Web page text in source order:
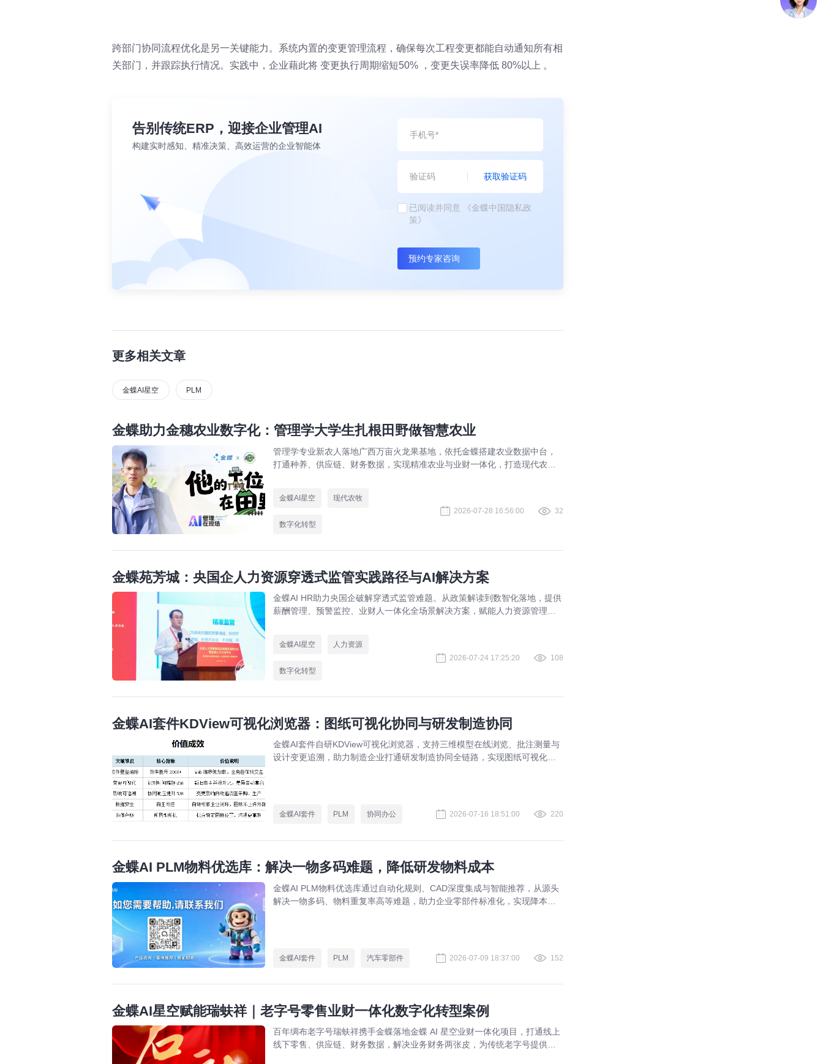
跨部门协同流程优化是另一关键能力。系统内置的变更管理流程，确保每次工程变更都能自动通知所有相
关部门，并跟踪执行情况。实践中，企业藉此将 变更执行周期缩短50% ，变更失误率降低 80%以上 。
告别传统ERP，迎接企业管理AI
构建实时感知、精准决策、高效运营的企业智能体
获取验证码
已阅读并同意
《金蝶中国隐私政
策》
预约专家咨询
更多相关文章
金蝶AI星空 PLM
金蝶助力金穗农业数字化：管理学大学生扎根田野做智慧农业
管理学专业新农人落地广西万亩火龙果基地，依托金蝶搭建农业数据中台，
打通种养、供应链、财务数据，实现精准农业与业财一体化，打造现代农业
金蝶AI星空 现代农牧
数字化转型
2026-07-28 16:56:00 32
金蝶苑芳城：央国企人力资源穿透式监管实践路径与AI解决方案
金蝶AI HR助力央国企破解穿透式监管难题。从政策解读到数智化落地，提供
薪酬管理、预警监控、业财人一体化全场景解决方案，赋能人力资源管理合
金蝶AI星空 人力资源
数字化转型
2026-07-24 17:25:20 108
金蝶AI套件KDView可视化浏览器：图纸可视化协同与研发制造协同
金蝶AI套件自研KDView可视化浏览器，支持三维模型在线浏览、批注测量与
设计变更追溯，助力制造企业打通研发制造协同全链路，实现图纸可视化协
金蝶AI套件 PLM 协同办公 2026-07-16 18:51:00 220
金蝶AI PLM物料优选库：解决一物多码难题，降低研发物料成本
金蝶AI PLM物料优选库通过自动化规则、CAD深度集成与智能推荐，从源头
解决一物多码、物料重复率高等难题，助力企业零部件标准化，实现降本增
金蝶AI套件 PLM 汽车零部件 2026-07-09 18:37:00 152
金蝶AI星空赋能瑞蚨祥｜老字号零售业财一体化数字化转型案例
百年绸布老字号瑞蚨祥携手金蝶落地金蝶 AI 星空业财一体化项目，打通线上
线下零售、供应链、财务数据，解决业务财务两张皮，为传统老字号提供成